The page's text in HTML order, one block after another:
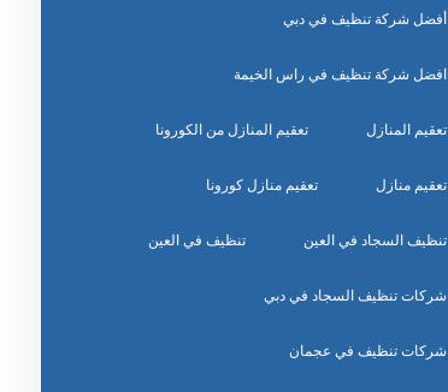
أفضل شركة تنظيف في دبي
افضل شركة تنظيف في راس الخيمة
تعقيم المنازل تعقيم المنازل من الكورونا
تعقيم منازل تعقيم منازل كورونا
تنظيف السجاد في العين تنظيف في العين
شركات تنظيف السجاد في دبي
شركات تنظيف في عجمان